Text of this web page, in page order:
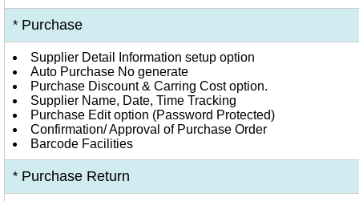
* Purchase
Supplier Detail Information setup option
Auto Purchase No generate
Purchase Discount & Carring Cost option.
Supplier Name, Date, Time Tracking
Purchase Edit option (Password Protected)
Confirmation/ Approval of Purchase Order
Barcode Facilities
* Purchase Return